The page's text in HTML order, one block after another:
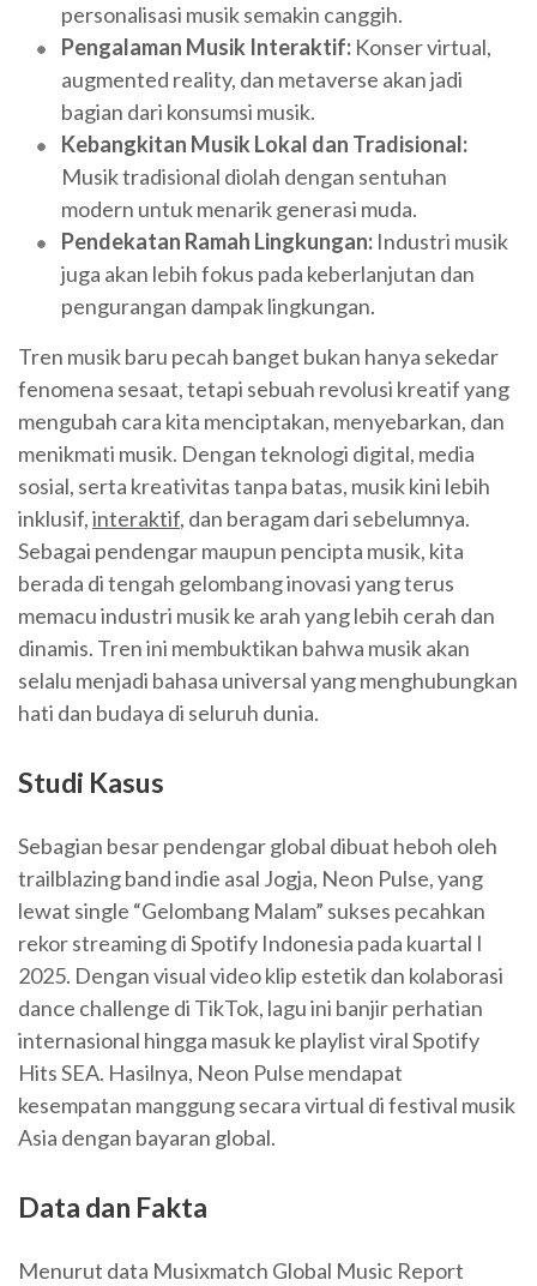
personalisasi musik semakin canggih.
Pengalaman Musik Interaktif: Konser virtual,
augmented reality, dan metaverse akan jadi
bagian dari konsumsi musik.
Kebangkitan Musik Lokal dan Tradisional:
Musik tradisional diolah dengan sentuhan
modern untuk menarik generasi muda.
Pendekatan Ramah Lingkungan: Industri musik
juga akan lebih fokus pada keberlanjutan dan
pengurangan dampak lingkungan.
Tren musik baru pecah banget bukan hanya sekedar
fenomena sesaat, tetapi sebuah revolusi kreatif yang
mengubah cara kita menciptakan, menyebarkan, dan
menikmati musik. Dengan teknologi digital, media
sosial, serta kreativitas tanpa batas, musik kini lebih
inklusif,interaktif, dan beragam dari sebelumnya.
Sebagai pendengar maupun pencipta musik, kita
berada di tengah gelombang inovasi yang terus
memacu industri musik ke arah yang lebih cerah dan
dinamis. Tren ini membuktikan bahwa musik akan
selalu menjadi bahasa universal yang menghubungkan
hati dan budaya di seluruh dunia.
Studi Kasus
Sebagian besar pendengar global dibuat heboh oleh
trailblazing band indie asal Jogja, Neon Pulse, yang
lewat single “Gelombang Malam” sukses pecahkan
rekor streaming di Spotify Indonesia pada kuartal I
2025. Dengan visual video klip estetik dan kolaborasi
dance challenge di TikTok, lagu ini banjir perhatian
internasional hingga masuk ke playlist viral Spotify
Hits SEA. Hasilnya, Neon Pulse mendapat
kesempatan manggung secara virtual di festival musik
Asia dengan bayaran global.
Data dan Fakta
Menurut data Musixmatch Global Music Report